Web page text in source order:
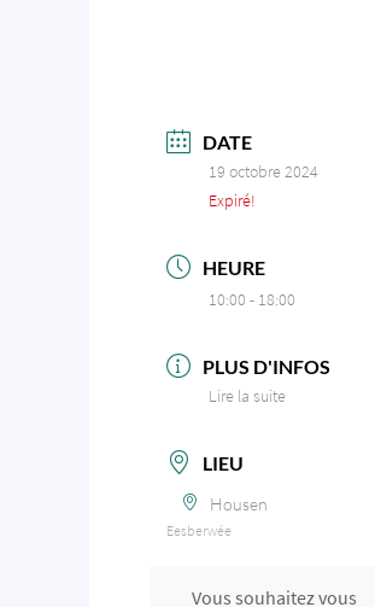
DATE
19 octobre 2024
Expiré!
HEURE
10:00 - 18:00
PLUS D'INFOS
Lire la suite
LIEU
Housen
Eesberwée
Vous souhaitez vous